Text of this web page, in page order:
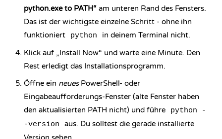
python.exe to PATH“ am unteren Rand des Fensters.
Das ist der wichtigste einzelne Schritt - ohne ihn
funktioniert
python
in deinem Terminal nicht.
Klick auf „Install Now“ und warte eine Minute. Den
Rest erledigt das Installationsprogramm.
Öffne ein neuesPowerShell- oder
Eingabeaufforderungs-Fenster (alte Fenster haben
den aktualisierten PATH nicht) und führe
python -
-version
aus. Du solltest die gerade installierte